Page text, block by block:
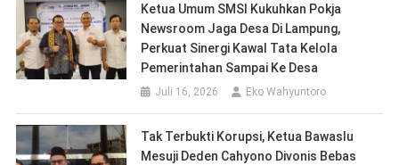
Ketua Umum SMSI Kukuhkan Pokja
Newsroom Jaga Desa Di Lampung,
Perkuat Sinergi Kawal Tata Kelola
Pemerintahan Sampai Ke Desa
Juli 16, 2026 Eko Wahyuntoro
Tak Terbukti Korupsi, Ketua Bawaslu
Mesuji Deden Cahyono Divonis Bebas